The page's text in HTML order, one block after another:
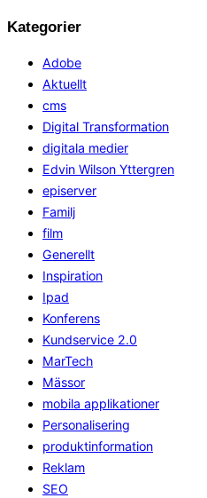
Kategorier
Adobe
Aktuellt
cms
Digital Transformation
digitala medier
Edvin Wilson Yttergren
episerver
Familj
film
Generellt
Inspiration
Ipad
Konferens
Kundservice 2.0
MarTech
Mässor
mobila applikationer
Personalisering
produktinformation
Reklam
SEO